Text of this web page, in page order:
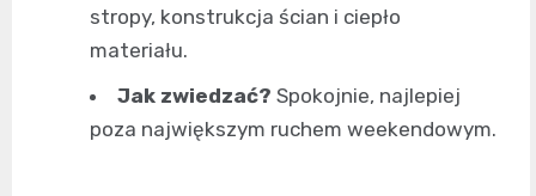
stropy, konstrukcja ścian i ciepło
materiału.
Jak zwiedzać? Spokojnie, najlepiej
poza największym ruchem weekendowym.